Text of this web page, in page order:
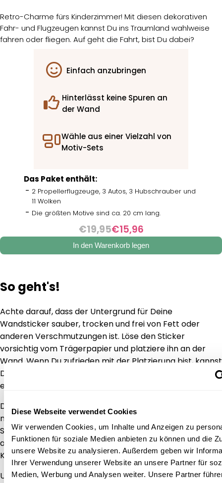
Diese Webseite verwendet Cookies
Wir verwenden Cookies, um Inhalte und Anzeigen zu
Funktionen für soziale Medien anbieten zu können und die
unsere Website zu analysieren. Außerdem geben wir
Ihrer Verwendung unserer Website an unsere Partner für
Medien, Werbung und Analysen weiter. Unsere Partner
Retro-Charme fürs Kinderzimmer! Mit diesen dekorativen
Fahr- und Flugzeugen kannst Du ins Traumland wahlweise
fahren oder fliegen. Auf geht die Fahrt, bist Du dabei?
Einfach anzubringen
Hinterlässt keine Spuren an
der Wand
Wähle aus einer Vielzahl von
Motiv-Sets
Das Paket enthält:
2 Propellerflugzeuge, 3 Autos, 3 Hubschrauber und
11 Wolken
Die größten Motive sind ca. 20 cm lang.
€19,95€15,96
In den Warenkorb legen
So geht's!
Achte darauf, dass der Untergrund für Deine
Wandsticker sauber, trocken und frei von Fett oder
anderen Verschmutzungen ist. Löse den Sticker
vorsichtig vom Trägerpapier und platziere ihn an der
Wand. Wenn Du zufrieden mit der Platzierung bist, kannst
Du mit der Hand über den Sticker streichen, um
eventuelle Luftbläschen zu entfernen.
Die Wandsticker sind selbstklebend und haften an den
meisten glatten und bemalten Flächen, ganz ohne
Spuren zu hinterlassen! Das bedeutet, dass ihr sie auch
an Schränke, Nachttische oder andere Möbel im
Kinderzimmer kleben könnt.
Und wenn ihr die Aufkleber später wieder entfernen